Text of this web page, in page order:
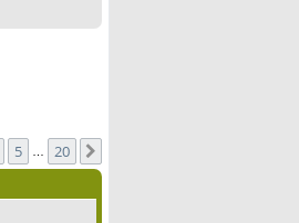
5 20